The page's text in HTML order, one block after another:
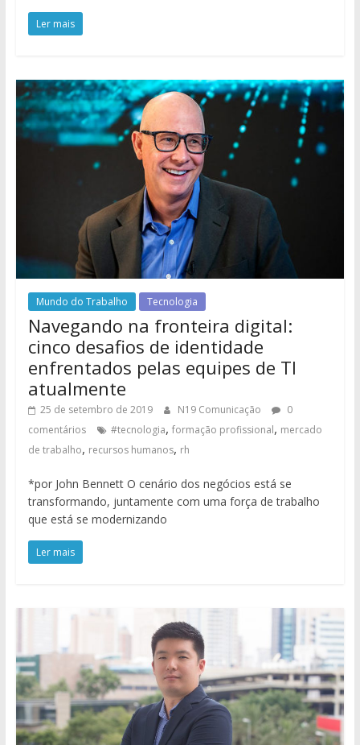
Ler mais
Mundo do Trabalho Tecnologia
Navegando na fronteira digital:
cinco desafios de identidade
enfrentados pelas equipes de TI
atualmente
25 de setembro de 2019 N19 Comunicação
0
comentários
#tecnologia, formação profissional, mercado
de trabalho, recursos humanos, rh
*por John Bennett O cenário dos negócios está se
transformando, juntamente com uma força de trabalho
que está se modernizando
Ler mais